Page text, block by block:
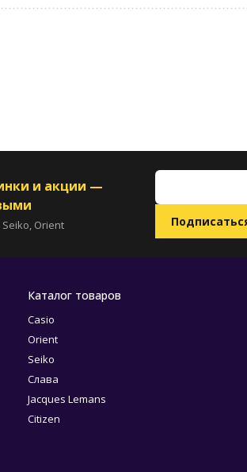
и акции —
Seiko, Orient
Каталог товаров
Casio
Orient
Seiko
Слава
Jacques Lemans
Citizen